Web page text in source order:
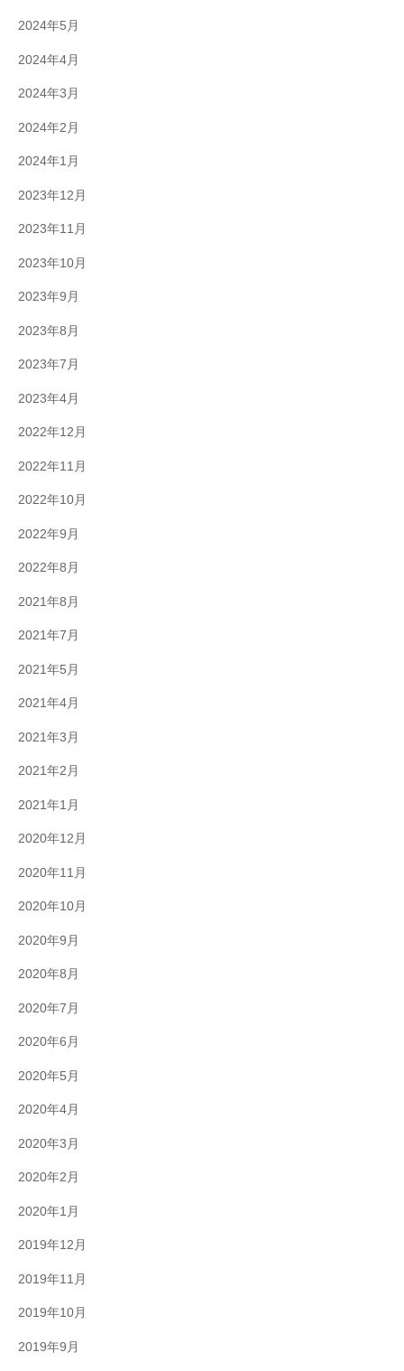
2024年5月
2024年4月
2024年3月
2024年2月
2024年1月
2023年12月
2023年11月
2023年10月
2023年9月
2023年8月
2023年7月
2023年4月
2022年12月
2022年11月
2022年10月
2022年9月
2022年8月
2021年8月
2021年7月
2021年5月
2021年4月
2021年3月
2021年2月
2021年1月
2020年12月
2020年11月
2020年10月
2020年9月
2020年8月
2020年7月
2020年6月
2020年5月
2020年4月
2020年3月
2020年2月
2020年1月
2019年12月
2019年11月
2019年10月
2019年9月